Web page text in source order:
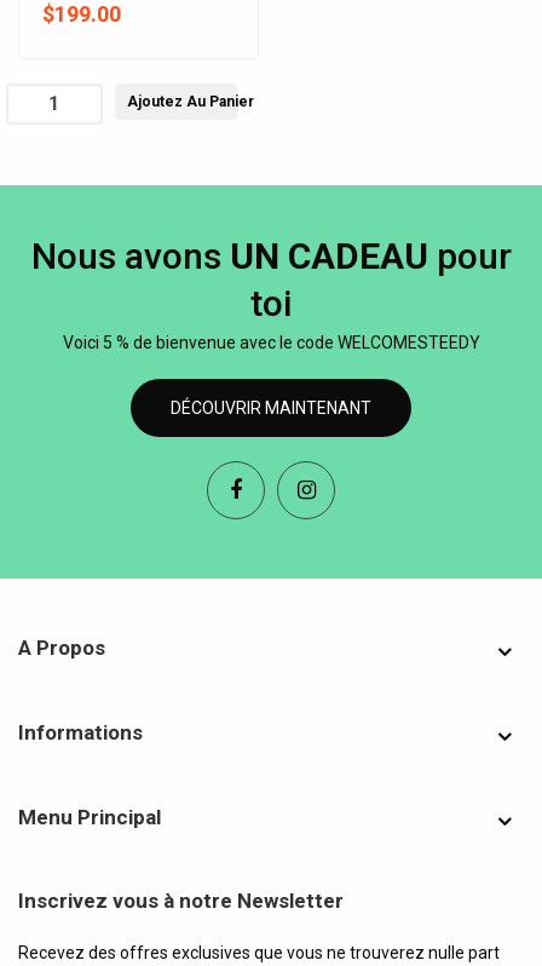
$199.00
Ajoutez Au Panier
Nous avons UN CADEAU pour
toi
Voici 5 % de bienvenue avec le code WELCOMESTEEDY
DÉCOUVRIR MAINTENANT
A Propos
Informations
Menu Principal
Inscrivez vous à notre Newsletter
Recevez des offres exclusives que vous ne trouverez nulle part